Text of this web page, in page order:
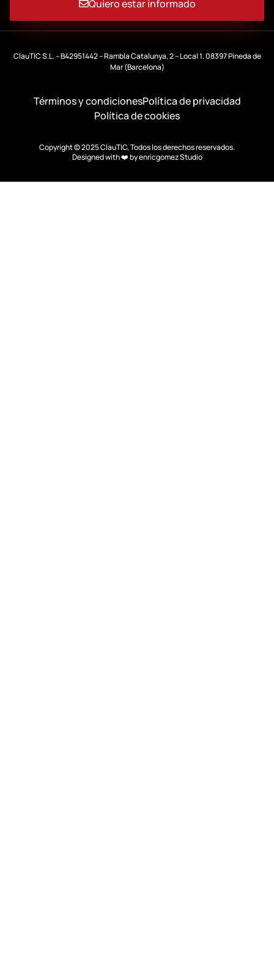
Quiero estar informado
ClauTIC S.L. – B42951442 – Rambla Catalunya, 2 – Local 1. 08397 Pineda de
Mar (Barcelona)
Copyright © 2025 ClauTIC, Todos los derechos reservados.
Designed with ❤️ byenricgomez Studio
Términos y condicionesPolítica de privacidad
Política de cookies